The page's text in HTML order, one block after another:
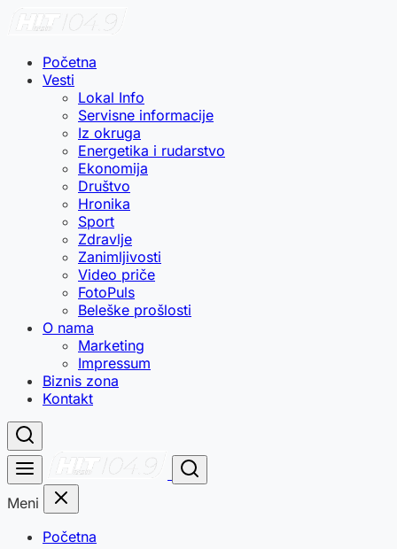
Početna
Vesti
Lokal Info
Servisne informacije
Iz okruga
Energetika i rudarstvo
Ekonomija
Društvo
Hronika
Sport
Zdravlje
Zanimljivosti
Video priče
FotoPuls
Beleške prošlosti
O nama
Marketing
Impressum
Biznis zona
Kontakt
Meni
Početna